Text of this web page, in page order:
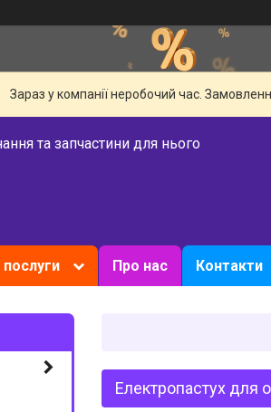
Зараз у компанії неробочий час.
та запчастини для нього
Про нас Контакти
Електропастух для